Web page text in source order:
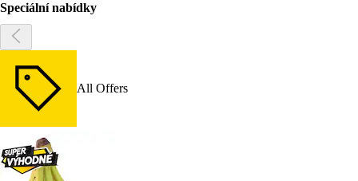
Speciální nabídky
All Offers